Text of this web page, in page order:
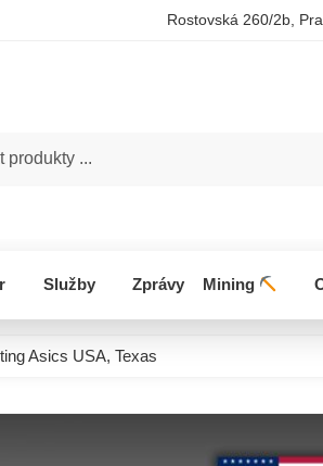
Rostovská 260/2b,
Služby Zprávy Mining
Asics USA, Texas